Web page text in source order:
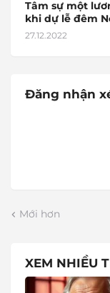
Tâm sự một
khi dự lễ đêm
27.12.2022
Đăng nhận
Mới hơn
XEM NHIỀU